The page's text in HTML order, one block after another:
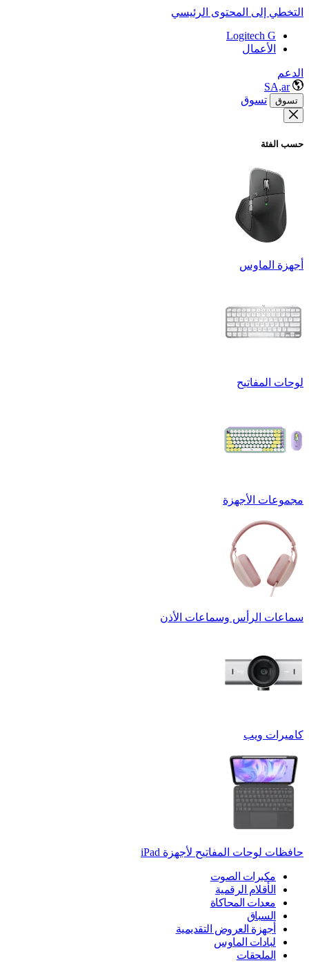
التخطي إلى المحتوى الرئيسي
Logitech G
الأعمال
الدعم
SA,ar
تسوق تسوق
حسب الفئة
أجهزة الماوس
لوحات المفاتيح
مجموعات الأجهزة
سماعات الرأس وسماعات الأذن
كاميرات ويب
حافظات لوحات المفاتيح لأجهزة ‏iPad
مكبرات الصوت
الأقلام الرقمية
معدات المحاكاة
السباق
أجهزة العروض التقديمية
لبادات الماوس
الملحقات